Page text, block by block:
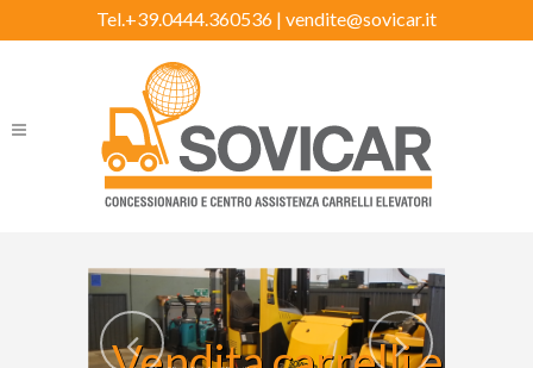
Tel.+39.0444.360536 | vendite@sovicar.it